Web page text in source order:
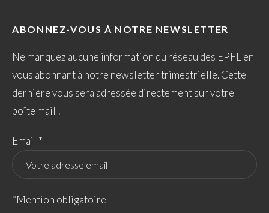
ABONNEZ-VOUS À NOTRE NEWSLETTER
Ne manquez aucune information du réseau des EPFL en
vous abonnant à notre newsletter trimestrielle. Cette
dernière vous sera adressée directement sur votre
boîte mail !
Email *
*Mention obligatoire